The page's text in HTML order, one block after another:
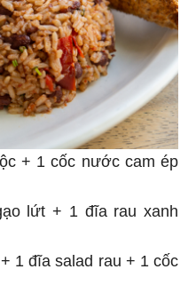
+ 1 cốc nước cam ép
lứt + 1 đĩa rau xanh
1 đĩa salad rau + 1 cốc